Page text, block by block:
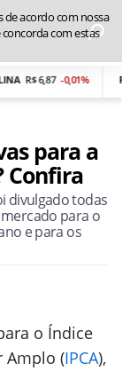
R$ 6,87 -0,01%
para a
Confira
divulgado todas
para o
e para os
o Índice
Amplo (IPCA),
de acordo com nossa
com estas